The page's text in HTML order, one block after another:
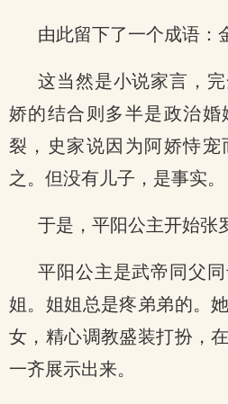
由此留下了一个成语：
这当然是小说家言，
娇的结合则多半是政治
裂，史家说因为阿娇恃
之。但没有儿子，是事实。
于是，平阳公主开始张
平阳公主是武帝同父
姐。姐姐总是疼弟弟的。
女，精心调教盛装打扮，
一齐展示出来。